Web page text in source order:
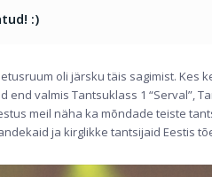
:)
oli järsku täis sagimist. Kes
valmis Tantsuklass 1 “Serval”,
meil näha ka mõndade teiste
ja kirglikke tantsijaid Eestis